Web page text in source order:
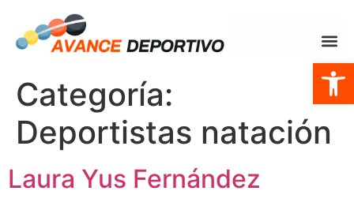
Abrir
Categoría:
Deportistas natación
Laura Yus Fernández